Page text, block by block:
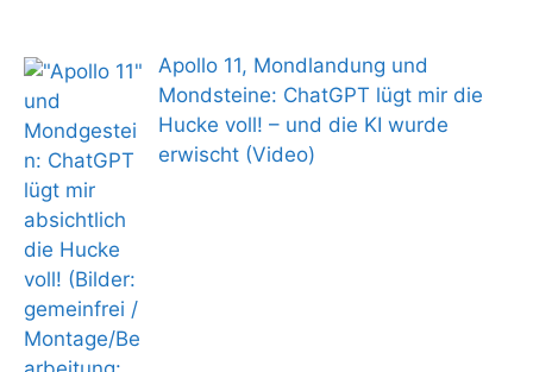
Apollo 11, Mondlandung und
Mondsteine: ChatGPT lügt mir die
Hucke voll! – und die KI wurde
erwischt (Video)